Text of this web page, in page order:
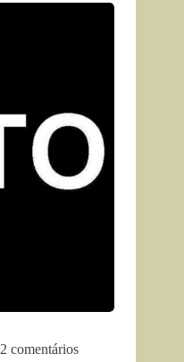
2 comentários